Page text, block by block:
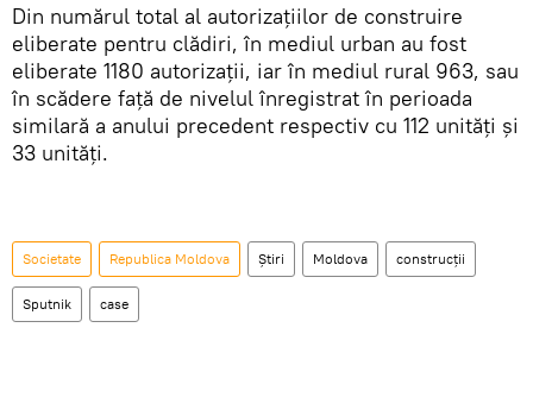
Din numărul total al autorizaţiilor de construire
eliberate pentru clădiri, în mediul urban au fost
eliberate 1180 autorizaţii, iar în mediul rural 963, sau
în scădere faţă de nivelul înregistrat în perioada
similară a anului precedent respectiv cu 112 unităţi şi
33 unităţi.
Societate Republica Moldova Știri Moldova construcţii
Sputnik case